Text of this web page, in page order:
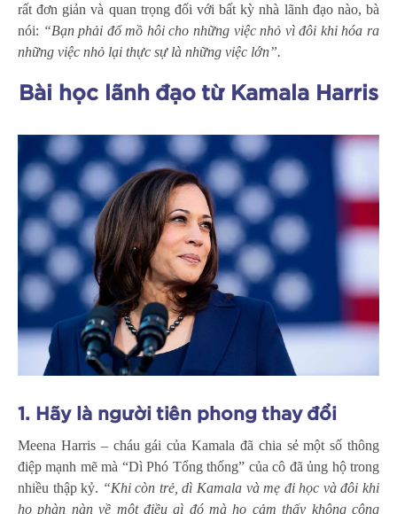
rất đơn giản và quan trọng đối với bất kỳ nhà lãnh đạo nào, bà
nói: “Bạn phải đổ mồ hôi cho những việc nhỏ vì đôi khi hóa ra
những việc nhỏ lại thực sự là những việc lớn”.
Bài học lãnh đạo từ Kamala Harris
1. Hãy là người tiên phong thay đổi
Meena Harris – cháu gái của Kamala đã chia sẻ một số thông
điệp mạnh mẽ mà “Dì Phó Tổng thống” của cô đã ủng hộ trong
nhiều thập kỷ. “Khi còn trẻ, dì Kamala và mẹ đi học và đôi khi
họ phàn nàn về một điều gì đó mà họ cảm thấy không công